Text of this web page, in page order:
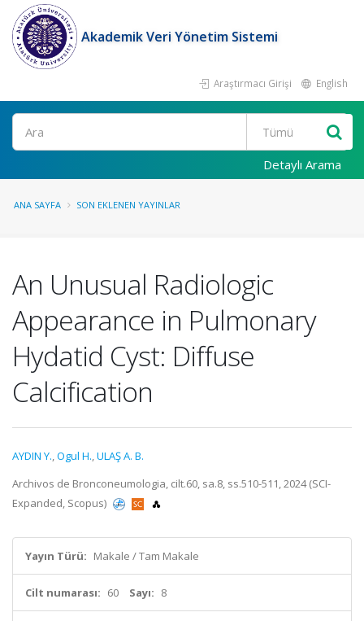
Akademik Veri Yönetim Sistemi
Araştırmacı Girişi English
Ara
Detaylı Arama
ANA SAYFA SON EKLENEN YAYINLAR
An Unusual Radiologic
Appearance in Pulmonary
Hydatid Cyst: Diffuse
Calcification
AYDIN Y.,Ogul H.,ULAŞ A. B.
Archivos de Bronconeumologia, cilt.60, sa.8, ss.510-511, 2024 (SCI-
Expanded, Scopus)
Yayın Türü: Makale / Tam Makale
Cilt numarası: 60 Sayı: 8